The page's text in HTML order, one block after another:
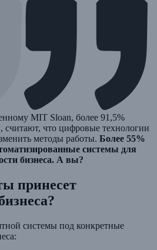
MIT Sloan, более 91,5%
считают, что цифровые технологии
методы работы. Более 55%
системы для
бизнеса. А вы?
принесет
системы под конкретные